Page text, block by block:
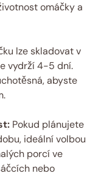
omáčky a
lze skladovat v
vydrží 4-5 dní.
abyste
Pokud plánujete
ideální volbou
porcí ve
nebo